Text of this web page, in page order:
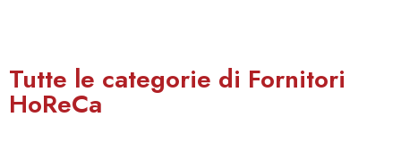
Tutte le categorie di Fornitori
HoReCa